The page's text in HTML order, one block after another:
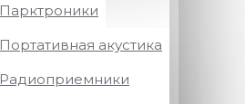
Парктроники
Портативная акустика
Радиоприемники